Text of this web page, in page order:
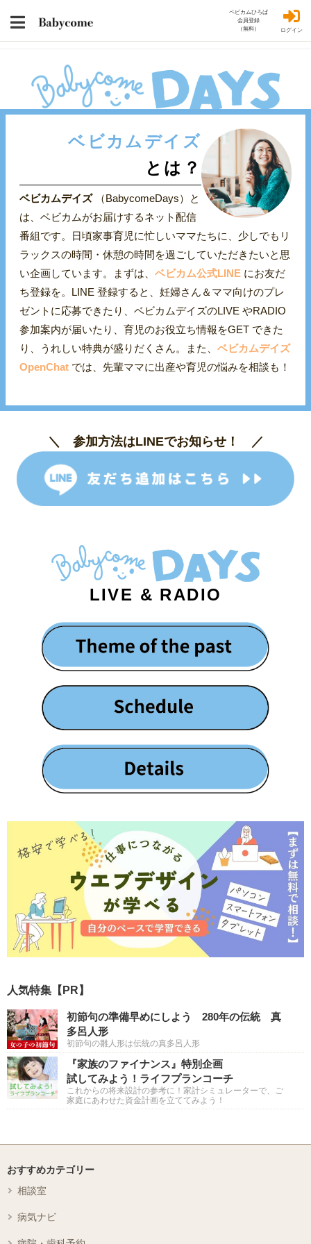
ログイン
ベビカムひろば
会員登録
（無料）
ベビカムデイズ
とは？
ベビカムデイズ（BabycomeDays）と
は、ベビカムがお届けするネット配信
番組です。日頃家事育児に忙しいママたちに、少しでもリ
ラックスの時間・休憩の時間を過ごしていただきたいと思
い企画しています。まずは、 ベビカム公式LINE にお友だ
ち登録を。LINE 登録すると、妊婦さん＆ママ向けのプレ
ゼントに応募できたり、ベビカムデイズのLIVE やRADIO
参加案内が届いたり、育児のお役立ち情報をGET できた
り、うれしい特典が盛りだくさん。また、 ベビカムデイズ
OpenChat では、先輩ママに出産や育児の悩みを相談も！
＼ 参加方法はLINEでお知らせ！ ／
LIVE & RADIO
人気特集【PR】
初節句の準備早めにしよう 280年の伝統 真
多呂人形
初節句の雛人形は伝統の真多呂人形
『家族のファイナンス』特別企画
試してみよう！ライフプランコーチ
これからの将来設計の参考に！家計シミュレーターで、ご
家庭にあわせた資金計画を立ててみよう！
おすすめカテゴリー
相談室
病気ナビ